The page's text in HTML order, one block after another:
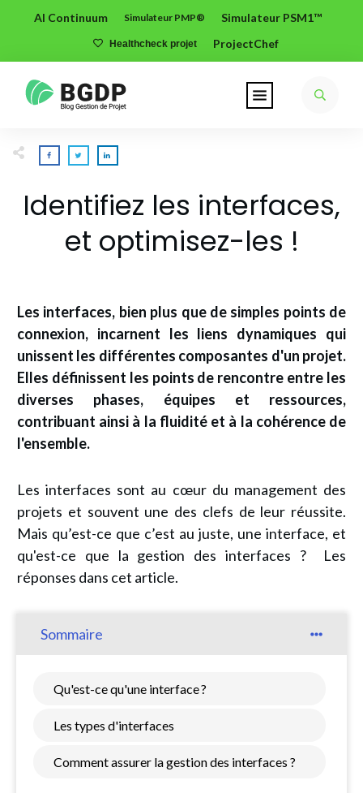
AI Continuum Simulateur PMP® Simulateur PSM1™
Healthcheck projet ProjectChef
Identifiez les interfaces,
et optimisez-les !
Les interfaces, bien plus que de simples points de
connexion, incarnent les liens dynamiques qui
unissent les différentes composantes d'un projet.
Elles définissent les points de rencontre entre les
diverses phases, équipes et ressources,
contribuant ainsi à la fluidité et à la cohérence de
l'ensemble.
Les interfaces sont au cœur du management des
projets et souvent une des clefs de leur réussite.
Mais qu’est-ce que c’est au juste, une interface, et
qu'est-ce que la gestion des interfaces ? Les
réponses dans cet article.
Sommaire
Qu'est-ce qu'une interface ?
Les types d'interfaces
Comment assurer la gestion des interfaces ?